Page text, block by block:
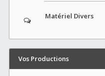
Matériel Divers
Vos Productions